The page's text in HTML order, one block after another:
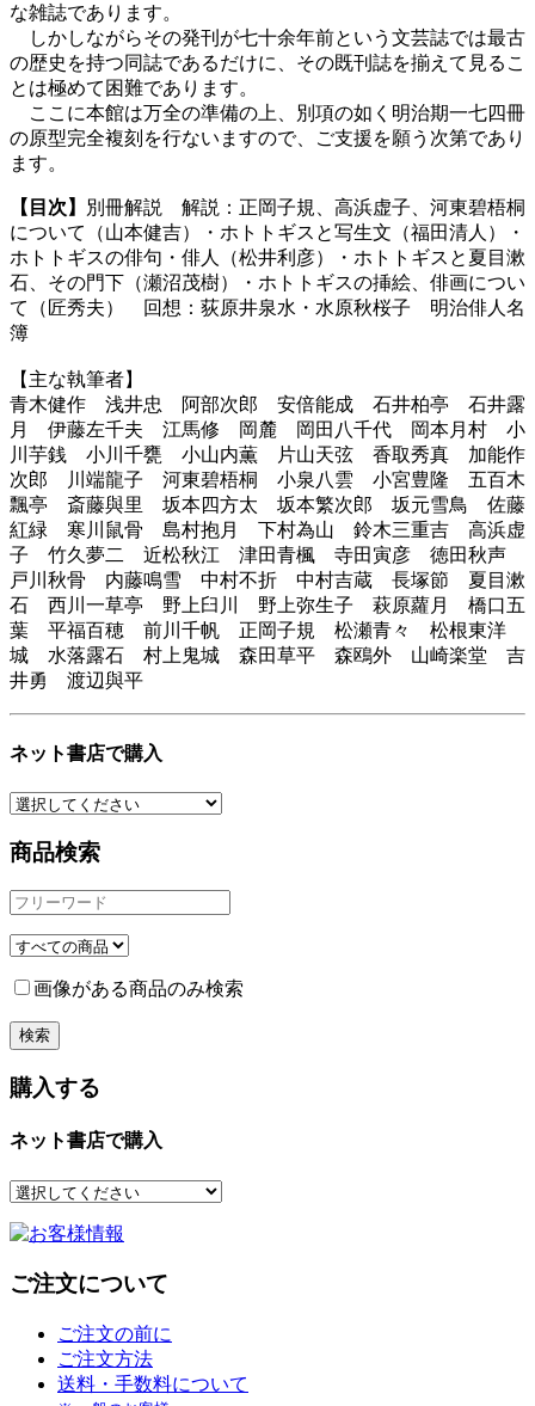
な雑誌であります。
しかしながらその発刊が七十余年前という文芸誌では最古
の歴史を持つ同誌であるだけに、その既刊誌を揃えて見るこ
とは極めて困難であります。
ここに本館は万全の準備の上、別項の如く明治期一七四冊
の原型完全複刻を行ないますので、ご支援を願う次第であり
ます。
【目次】
別冊解説 解説：正岡子規、高浜虚子、河東碧梧桐
について（山本健吉）・ホトトギスと写生文（福田清人）・
ホトトギスの俳句・俳人（松井利彦）・ホトトギスと夏目漱
石、その門下（瀬沼茂樹）・ホトトギスの挿絵、俳画につい
て（匠秀夫） 回想：荻原井泉水・水原秋桜子 明治俳人名
簿
【主な執筆者】
青木健作 浅井忠 阿部次郎 安倍能成 石井柏亭 石井露
月 伊藤左千夫 江馬修 岡麓 岡田八千代 岡本月村 小
川芋銭 小川千甕 小山内薫 片山天弦 香取秀真 加能作
次郎 川端龍子 河東碧梧桐 小泉八雲 小宮豊隆 五百木
飄亭 斎藤與里 坂本四方太 坂本繁次郎 坂元雪鳥 佐藤
紅緑 寒川鼠骨 島村抱月 下村為山 鈴木三重吉 高浜虚
子 竹久夢二 近松秋江 津田青楓 寺田寅彦 徳田秋声
戸川秋骨 内藤鳴雪 中村不折 中村吉蔵 長塚節 夏目漱
石 西川一草亭 野上臼川 野上弥生子 萩原蘿月 橋口五
葉 平福百穂 前川千帆 正岡子規 松瀬青々 松根東洋
城 水落露石 村上鬼城 森田草平 森鴎外 山崎楽堂 吉
井勇 渡辺與平
ネット書店で購入
商品検索
画像がある商品のみ検索
購入する
ネット書店で購入
ご注文について
ご注文の前に
ご注文方法
送料・手数料について